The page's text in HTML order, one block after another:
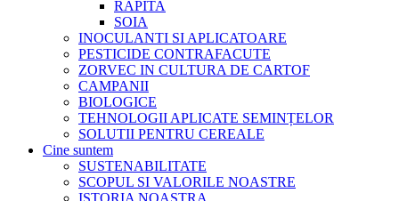
RAPITA
SOIA
INOCULANTI SI APLICATOARE
PESTICIDE CONTRAFACUTE
ZORVEC IN CULTURA DE CARTOF
CAMPANII
BIOLOGICE
TEHNOLOGII APLICATE SEMINȚELOR
SOLUTII PENTRU CEREALE
Cine suntem
SUSTENABILITATE
SCOPUL SI VALORILE NOASTRE